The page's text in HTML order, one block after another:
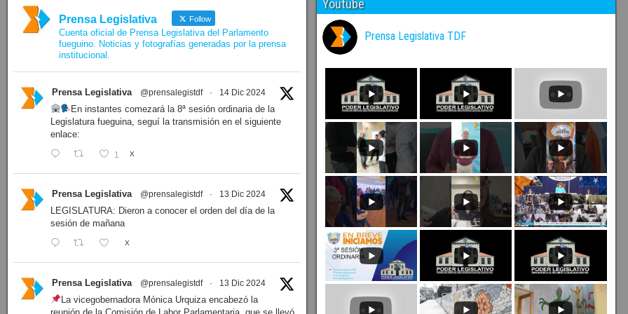
Prensa Legislativa Follow
Cuenta oficial de Prensa Legislativa del Parlamento
fueguino. Noticias y fotografías generadas por la prensa
institucional.
Prensa Legislativa @prensalegistdf · 14 Dic 2024
En instantes comezará la 8ª sesión ordinaria de la
Legislatura fueguina, seguí la transmisión en el siguiente
enlace:
1 X
Prensa Legislativa @prensalegistdf · 13 Dic 2024
LEGISLATURA: Dieron a conocer el orden del día de la
sesión de mañana
X
Prensa Legislativa @prensalegistdf · 13 Dic 2024
La vicegobernadora Mónica Urquiza encabezó la
Youtube
Prensa Legislativa TDF